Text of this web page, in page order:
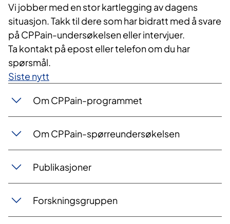
Vi jobber med en stor kartlegging av dagens
situasjon. Takk til dere som har bidratt med å svare
på CPPain-undersøkelsen eller intervjuer.
Ta kontakt på epost eller telefon om du har
spørsmål.
Siste nytt
Om CPPain-programmet
Om CPPain-spørreundersøkelsen
Publikasjoner
Forskningsgruppen